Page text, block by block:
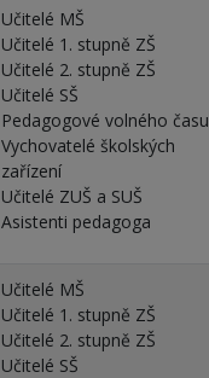
Učitelé MŠ
Učitelé 1. stupně ZŠ
Učitelé 2. stupně ZŠ
Učitelé SŠ
Pedagogové volného času
Vychovatelé školských
zařízení
Učitelé ZUŠ a SUŠ
Asistenti pedagoga
Učitelé MŠ
Učitelé 1. stupně ZŠ
Učitelé 2. stupně ZŠ
Učitelé SŠ